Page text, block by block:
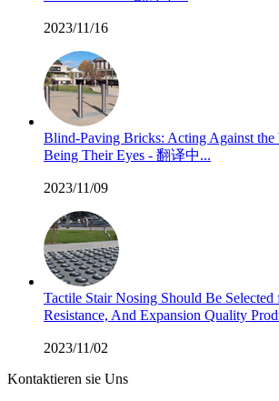
2023/11/16
Blind-Paving Bricks: Acting Against
Being Their Eyes - 翻译中...
2023/11/09
Tactile Stair Nosing Should Be
Resistance, And Expansion Quality
2023/11/02
Kontaktieren sie Uns